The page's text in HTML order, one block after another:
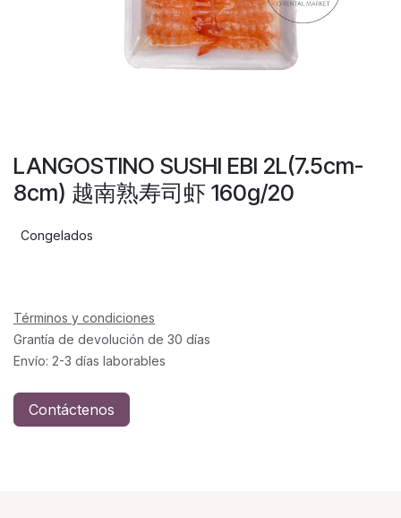
LANGOSTINO SUSHI EBI 2L(7.5cm-
8cm) 越南熟寿司虾 160g/20
Congelados
Términos y condiciones
Grantía de devolución de 30 días
Envío: 2-3 días laborables
Contáctenos